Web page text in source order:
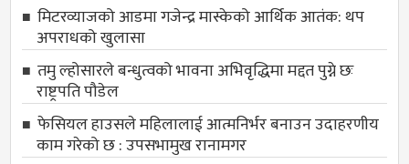
मिटरव्याजको आडमा गजेन्द्र मास्केको आर्थिक आतंक: थप
अपराधको खुलासा
तमु ल्होसारले बन्धुत्वको भावना अभिवृद्धिमा मद्दत पुग्ने छः
राष्ट्रपति पौडेल
फेसियल हाउसले महिलालाई आत्मनिर्भर बनाउन उदाहरणीय
काम गरेको छ : उपसभामुख रानामगर